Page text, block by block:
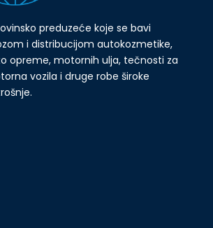
preduzeće koje se bavi
i distribucijom autokozmetike,
opreme, motornih ulja, tečnosti za
vozila i druge robe široke